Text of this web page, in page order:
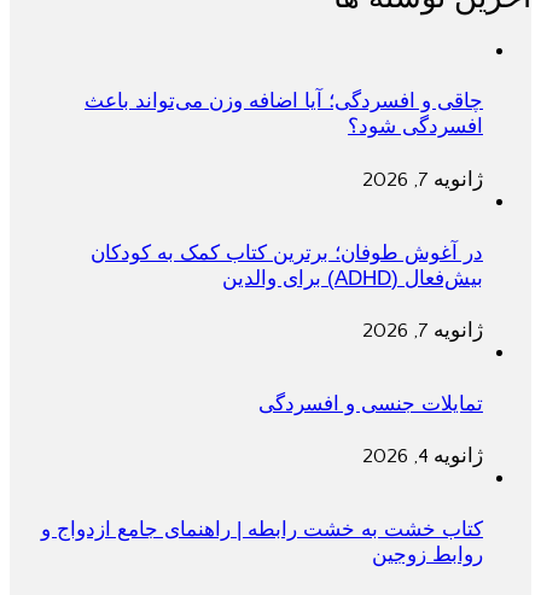
چاقی و افسردگی؛ آیا اضافه وزن می‌تواند باعث
افسردگی شود؟
ژانویه 7, 2026
در آغوش طوفان؛ برترین کتاب کمک به کودکان
بیش‌فعال (ADHD) برای والدین
ژانویه 7, 2026
تمایلات جنسی و افسردگی
ژانویه 4, 2026
کتاب خشت به خشت رابطه | راهنمای جامع ازدواج و
روابط زوجین